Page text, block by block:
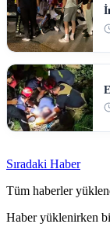
Sıradaki Haber
Tüm haberler
Haber yüklenirken